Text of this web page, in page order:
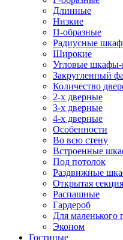
Длинные
Низкие
П-образные
Радиусные
Широкие
Угловые шкафы-
Закругленный
Количество
2-х дверные
3-х дверные
4-х дверные
Особенности
Во всю стену
Встроенные
Под потолок
Раздвижные
Открытая
Распашные
Гардероб
Для маленького
Эконом
Гостиные